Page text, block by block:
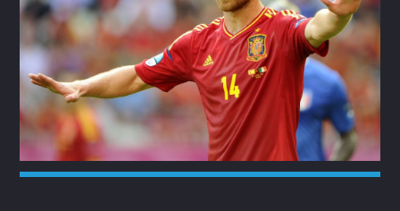
Whatsapp